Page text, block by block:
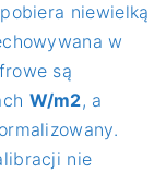
niewielką
w
są
W/m2, a
nie